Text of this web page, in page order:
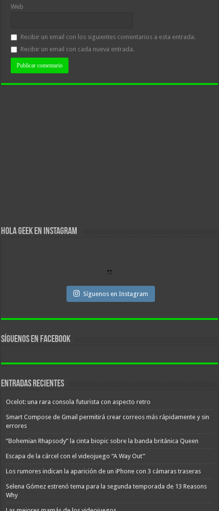
Web
Recibir un email con los siguientes comentarios a esta entrada.
Recibir un email con cada nueva entrada.
Hola Geek en Instagram
Síguenos en Instagram
Síguenos en facebook
Entradas recientes
Ocelot: una rara consola futurista con aspecto retro
Smart Compose de Gmail permitirá crear correos más rápidamente y sin
errores
“Bohemian Rhapsody” la cinta biopic sobre la banda británica Queen
Escapa de la cárcel con el videojuego “A Way Out”
Los rumores indican la aparición de un iPhone con 3 cámaras traseras
Selena Gómez estrenó tema para la segunda temporada de 13 Reasons
Why